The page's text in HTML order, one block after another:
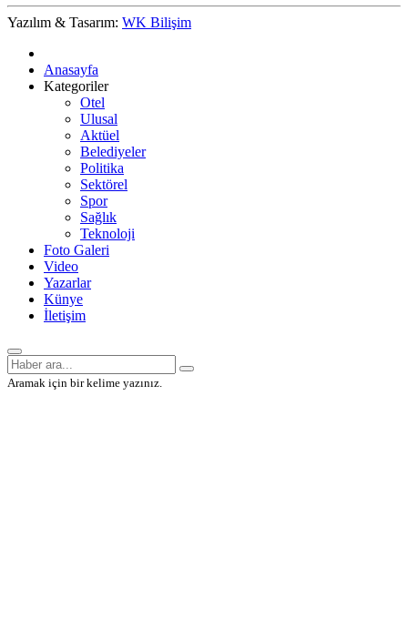
Yazılım & Tasarım: WK Bilişim
Anasayfa
Kategoriler
Otel
Ulusal
Aktüel
Belediyeler
Politika
Sektörel
Spor
Sağlık
Teknoloji
Foto Galeri
Video
Yazarlar
Künye
İletişim
Aramak için bir kelime yazınız.